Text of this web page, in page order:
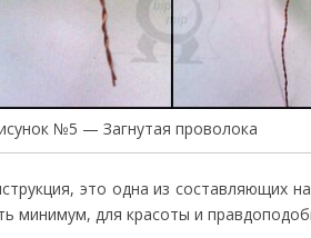
№5 — Загнутая проволока
это одна из составляющих
минимум, для красоты и